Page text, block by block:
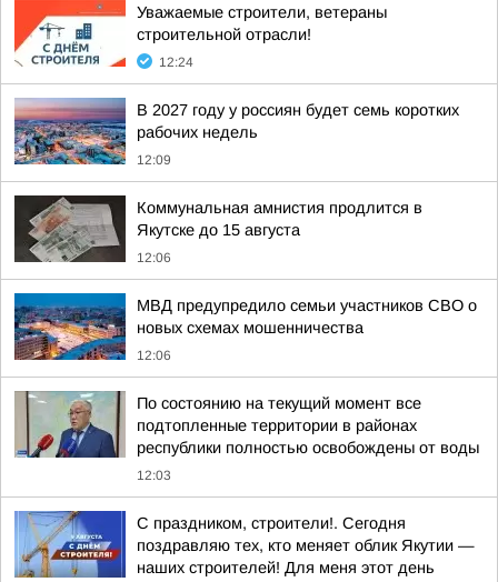
Уважаемые строители, ветераны
строительной отрасли!
12:24
В 2027 году у россиян будет семь коротких
рабочих недель
12:09
Коммунальная амнистия продлится в
Якутске до 15 августа
12:06
МВД предупредило семьи участников СВО о
новых схемах мошенничества
12:06
По состоянию на текущий момент все
подтопленные территории в районах
республики полностью освобождены от воды
12:03
С праздником, строители!. Сегодня
поздравляю тех, кто меняет облик Якутии —
наших строителей! Для меня этот день